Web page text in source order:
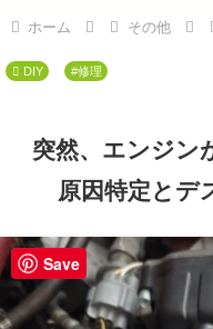
ホーム その他
DIY #修理
突然、エンジン
原因特定とデ
Save